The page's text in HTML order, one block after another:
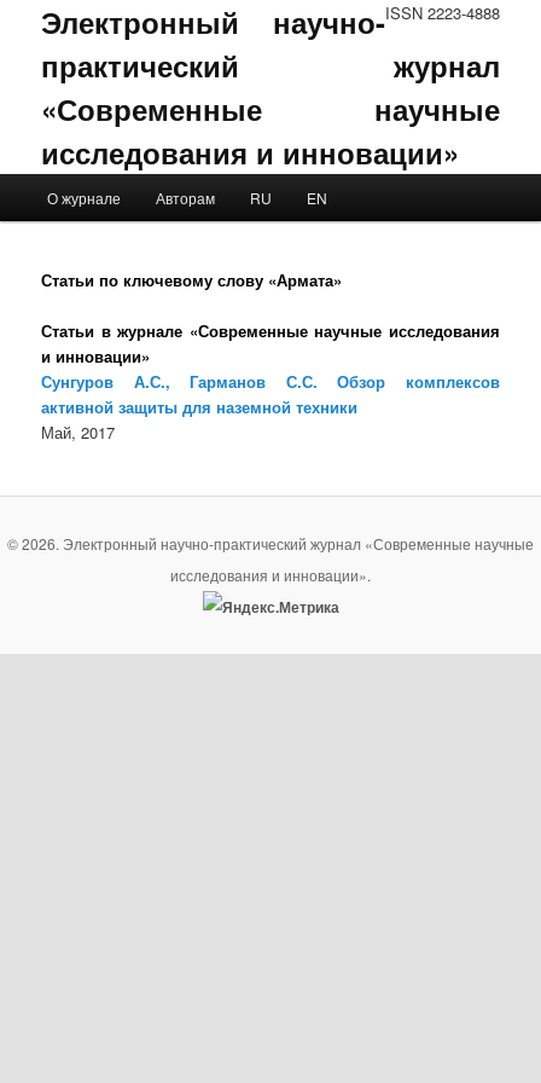
ISSN 2223-4888
Электронный научно-
практический журнал
«Современные научные
исследования и инновации»
Skip to primary content
Skip to secondary content
О журнале Авторам RU EN
Статьи по ключевому слову «Армата»
Статьи в журнале «Современные научные исследования
и инновации»
Сунгуров А.С., Гарманов С.С. Обзор комплексов
активной защиты для наземной техники
Май, 2017
© 2026. Электронный научно-практический журнал «Современные научные
исследования и инновации».